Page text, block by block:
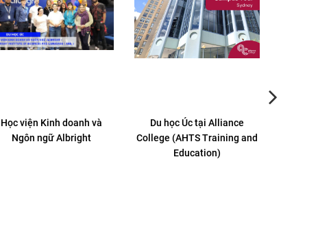
Du học Úc tại Alliance
College (AHTS Training and
Greystone College Australia:
Trường cao đẳng nghề hàng
đầu tại Úc